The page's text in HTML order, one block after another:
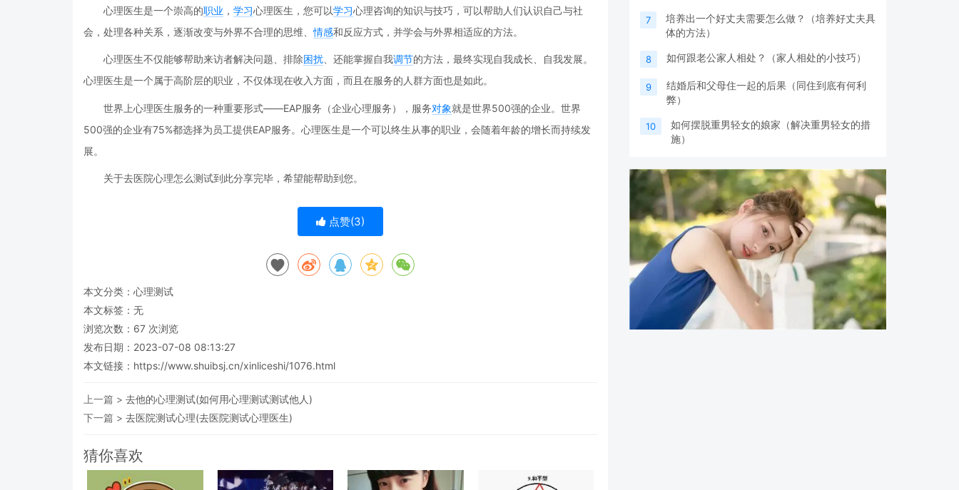
心理医生是一个崇高的职业 ， 学习心理医生，您可以学习心理咨询的知识与技巧，可以帮助人们认识自己与社
会，处理各种关系，逐渐改变与外界不合理的思维、情感和反应方式，并学会与外界相适应的方法。
心理医生不仅能够帮助来访者解决问题、排除困扰 、还能掌握自我调节的方法，最终实现自我成长、自我发展。
心理医生是一个属于高阶层的职业，不仅体现在收入方面，而且在服务的人群方面也是如此。
世界上心理医生服务的一种重要形式——EAP服务（企业心理服务），服务对象就是世界500强的企业。世界
500强的企业有75%都选择为员工提供EAP服务。心理医生是一个可以终生从事的职业，会随着年龄的增长而持续发
展。
关于去医院心理怎么测试到此分享完毕，希望能帮助到您。
点赞(3)
本文分类： 心理测试
本文标签：无
浏览次数： 67 次浏览
发布日期：2023-07-08 08:13:27
本文链接： https://www.shuibsj.cn/xinliceshi/1076.html
上一篇 > 去他的心理测试(如何用心理测试测试他人)
下一篇 > 去医院测试心理(去医院测试心理医生)
猜你喜欢
7
培养出一个好丈夫需要怎么做？（培养好丈夫具
体的方法）
8 如何跟老公家人相处？（家人相处的小技巧）
9
结婚后和父母住一起的后果（同住到底有何利
弊）
10
如何摆脱重男轻女的娘家（解决重男轻女的措
施）